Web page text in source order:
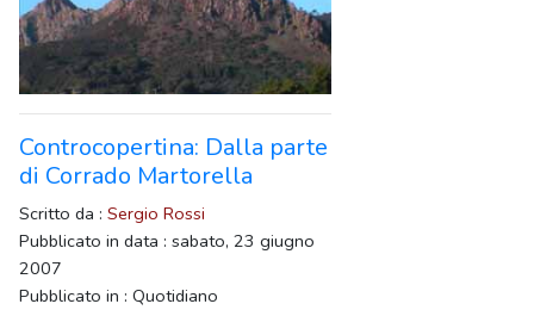
Controcopertina: Dalla parte
di Corrado Martorella
Scritto da : Sergio Rossi
Pubblicato in data : sabato, 23 giugno
2007
Pubblicato in : Quotidiano